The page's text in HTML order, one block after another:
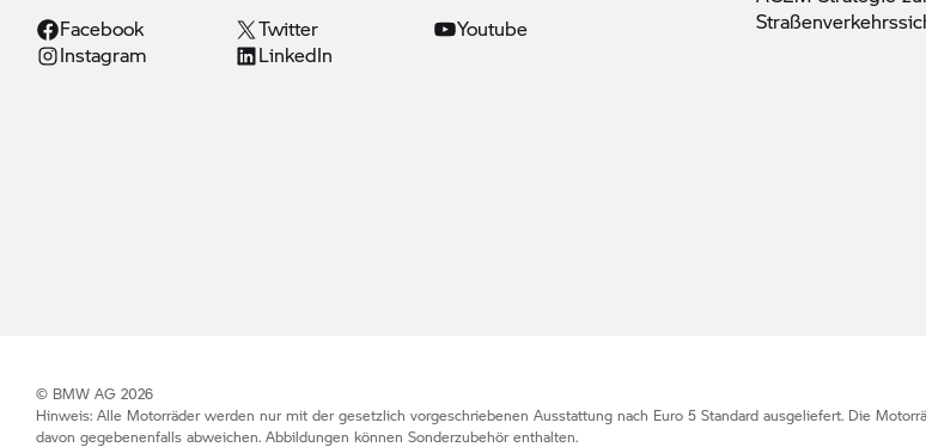
Facebook Twitter
Youtube
Instagram
LinkedIn
© BMW AG 2026
Hinweis: Alle Motorräder werden nur mit der gesetzlich vorgeschriebenen Ausstattung nach Euro 5 Standard ausgeliefert. Die
davon gegebenenfalls abweichen. Abbildungen können Sonderzubehör enthalten.